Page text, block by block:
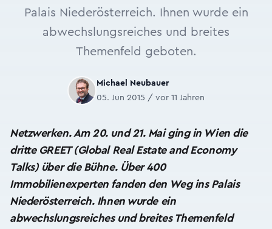
Palais Niederösterreich. Ihnen wurde ein
abwechslungsreiches und breites
Themenfeld geboten.
Michael Neubauer
05. Jun 2015 / vor 11 Jahren
Netzwerken. Am 20. und 21. Mai ging in Wien die
dritte GREET (Global Real Estate and Economy
Talks) über die Bühne. Über 400
Immobilienexperten fanden den Weg ins Palais
Niederösterreich. Ihnen wurde ein
abwechslungsreiches und breites Themenfeld